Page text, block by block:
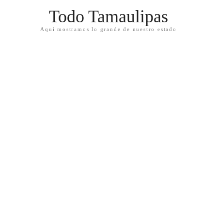
Todo Tamaulipas
Aquí mostramos lo grande de nuestro estado